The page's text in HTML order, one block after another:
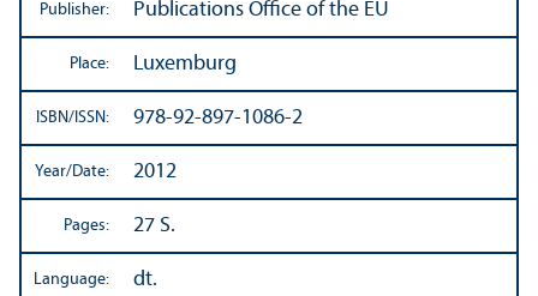
Publisher: Publications Office of the EU
Place: Luxemburg
ISBN/ISSN: 978-92-897-1086-2
Year/Date: 2012
Pages: 27 S.
Language: dt.